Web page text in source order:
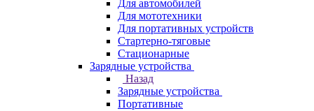
Для автомобилей
Для мототехники
Для портативных устройств
Стартерно-тяговые
Стационарные
Зарядные устройства
Назад
Зарядные устройства
Портативные